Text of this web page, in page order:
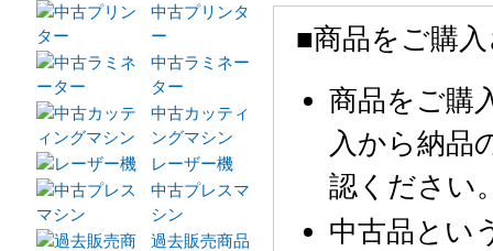
■商品をご購
商品をご購
入から納品
認ください
中古品とい
中古プリンタ
ー
中古ラミネー
ター
中古カッティ
ングマシン
レーザー機
中古プレスマ
シン
過去販売商品